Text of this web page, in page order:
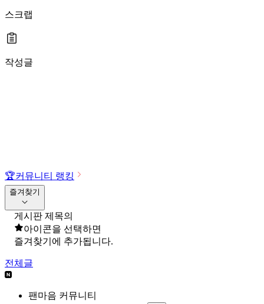
스크랩
작성글
🏆커뮤니티 랭킹
즐겨찾기
게시판 제목의
아이콘을 선택하면
즐겨찾기에 추가됩니다.
전체글
팬마음 커뮤니티